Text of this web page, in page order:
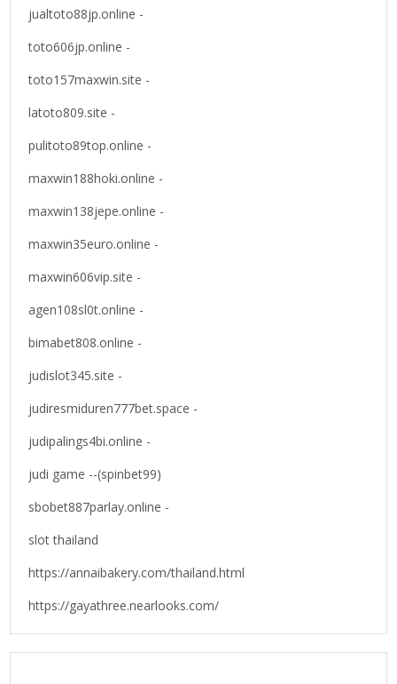
jualtoto88jp.online -
toto606jp.online -
toto157maxwin.site -
latoto809.site -
pulitoto89top.online -
maxwin188hoki.online -
maxwin138jepe.online -
maxwin35euro.online -
maxwin606vip.site -
agen108sl0t.online -
bimabet808.online -
judislot345.site -
judiresmiduren777bet.space -
judipalings4bi.online -
judi game --(spinbet99)
sbobet887parlay.online -
slot thailand
https://annaibakery.com/thailand.html
https://gayathree.nearlooks.com/